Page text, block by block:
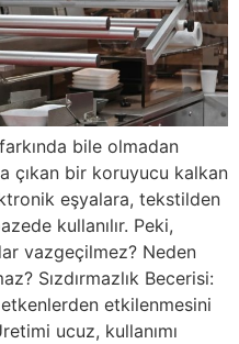
bile olmadan
çıkan bir koruyucu kalkan
eşyalara, tekstilden
kullanılır. Peki,
vazgeçilmez? Neden
Sızdırmazlık Becerisi:
etkilenmesini
ucuz, kullanımı